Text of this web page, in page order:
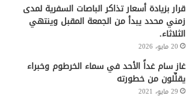
قرار بزيادة أسعار تذاكر الباصات السفرية لمدى
زمني محدد يبدأ من الجمعة المقبل وينتهي
الثلاثاء.
20 مايو، 2026
غاز سام غداً الأحد في سماء الخرطوم وخبراء
يقلِّلون من خطورته
29 مايو، 2021